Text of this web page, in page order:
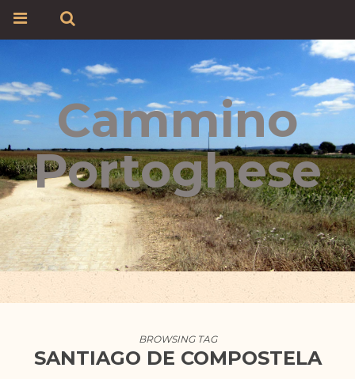
Cammino
Portoghese
BROWSING TAG
SANTIAGO DE COMPOSTELA